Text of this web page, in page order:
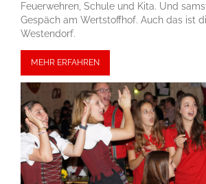
Feuerwehren, Schule und Kita. Und
Gespäch am Wert­stoff­hof. Auch das ist
Westendorf.
MEHR ERFAHREN